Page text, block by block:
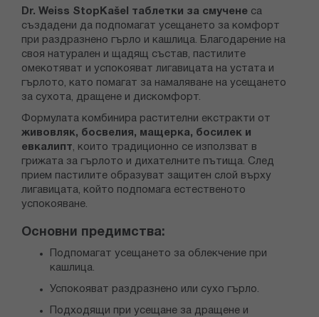
Dr. Weiss StopKašel таблетки за смучене са
създадени да подпомагат усещането за комфорт
при раздразнено гърло и кашлица. Благодарение на
своя натурален и щадящ състав, пастилите
омекотяват и успокояват лигавицата на устата и
гърлото, като помагат за намаляване на усещането
за сухота, дращене и дискомфорт.
Формулата комбинира растителни екстракти от
живовляк, босвелия, мащерка, босилек и
евкалипт, които традиционно се използват в
грижата за гърлото и дихателните пътища. След
прием пастилите образуват защитен слой върху
лигавицата, който подпомага естественото
успокояване.
Основни предимства:
Подпомагат усещането за облекчение при
кашлица.
Успокояват раздразнено или сухо гърло.
Подходящи при усещане за дращене и